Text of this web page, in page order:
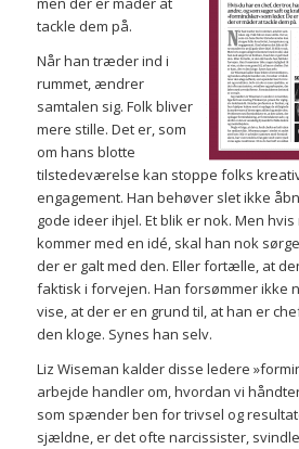
tackle dem på.
Når han træder ind i
rummet, ændrer
samtalen sig. Folk bliver
mere stille. Det er, som
om hans blotte
tilstedeværelse kan stoppe folks
engagement. Han behøver slet ikke
gode ideer ihjel. Et blik er nok. Men
kommer med en idé, skal han nok
der er galt med den. Eller fortælle, at
faktisk i forvejen. Han forsømmer ikke
vise, at der er en grund til, at han er
den kloge. Synes han selv.
Liz Wiseman kalder disse ledere
arbejde handler om, hvordan vi
som spænder ben for trivsel og
sjældne, er det ofte narcissister,